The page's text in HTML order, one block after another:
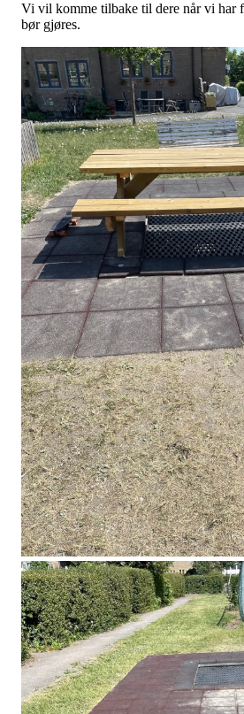
Vi vil komme tilbake til dere når vi har
bør gjøres.